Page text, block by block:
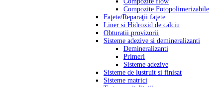
Compozite Fotopolimerizabile
Faţete/Reparaţii faţete
Liner si Hidroxid de calciu
Obturatii provizorii
Sisteme adezive si demineralizanti
Demineralizanti
Primeri
Sisteme adezive
Sisteme de lustruit si finisat
Sisteme matrici